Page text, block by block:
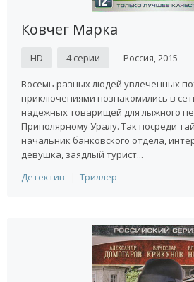
Ковчег Марка
HD 4 серии Россия, 2015
Восемь разных людей увлеченных
приключениями познакомились в
надежных товарищей для лыжного
Приполярному Уралу. Так посреди
начальник банковского отдела,
девушка, заядлый турист...
Детектив
Триллер